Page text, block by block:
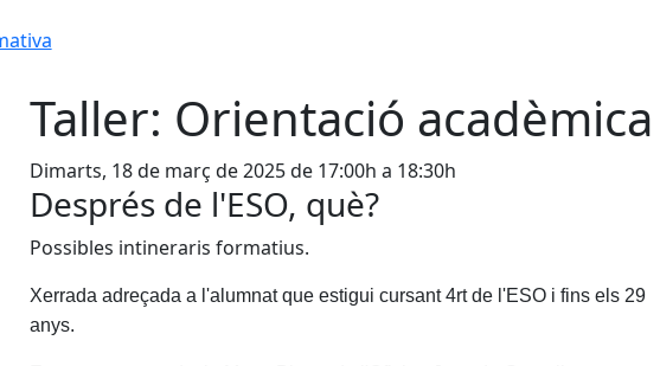
Taller: Orientació acadèmica
Dimarts, 18 de març de 2025 de 17:00h a 18:30h
Després de l'ESO, què?
Possibles intineraris formatius.
Xerrada adreçada a l'alumnat que estigui cursant 4rt de l'ESO i fins els 29
anys.